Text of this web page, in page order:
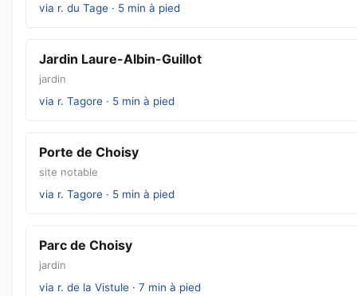
via r. du Tage · 5 min à pied
Jardin Laure-Albin-Guillot
jardin
via r. Tagore · 5 min à pied
Porte de Choisy
site notable
via r. Tagore · 5 min à pied
Parc de Choisy
jardin
via r. de la Vistule · 7 min à pied